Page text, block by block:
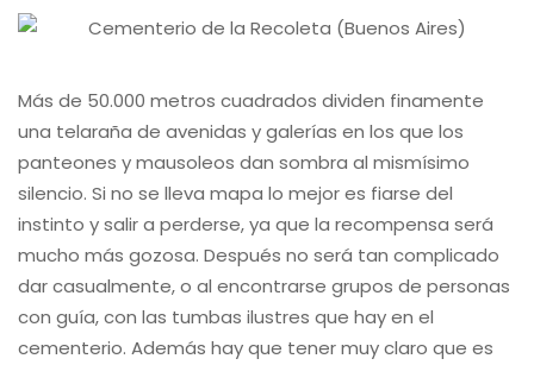
Más de 50.000 metros cuadrados dividen finamente
una telaraña de avenidas y galerías en los que los
panteones y mausoleos dan sombra al mismísimo
silencio. Si no se lleva mapa lo mejor es fiarse del
instinto y salir a perderse, ya que la recompensa será
mucho más gozosa. Después no será tan complicado
dar casualmente, o al encontrarse grupos de personas
con guía, con las tumbas ilustres que hay en el
cementerio. Además hay que tener muy claro que es